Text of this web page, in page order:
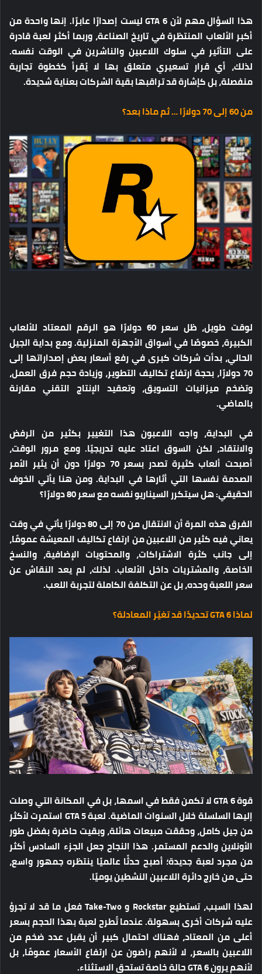
هذا السؤال مهم لأن GTA 6 ليست إصدارًا عابرًا. إنها واحدة من
أكبر الألعاب المنتظرة في تاريخ الصناعة، وربما أكثر لعبة قادرة
على التأثير في سلوك اللاعبين والناشرين في الوقت نفسه.
لذلك، أي قرار تسعيري متعلق بها لا يُقرأ كخطوة تجارية
منفصلة، بل كإشارة قد تراقبها بقية الشركات بعناية شديدة.
من 60 إلى 70 دولارًا … ثم ماذا بعد؟
لوقت طويل، ظل سعر 60 دولارًا هو الرقم المعتاد للألعاب
الكبيرة، خصوصًا في أسواق الأجهزة المنزلية. ومع بداية الجيل
الحالي، بدأت شركات كبرى في رفع أسعار بعض إصداراتها إلى
70 دولارًا، بحجة ارتفاع تكاليف التطوير، وزيادة حجم فرق العمل،
وتضخم ميزانيات التسويق، وتعقيد الإنتاج التقني مقارنة
بالماضي.
في البداية، واجه اللاعبون هذا التغيير بكثير من الرفض
والانتقاد، لكن السوق اعتاد عليه تدريجيًا. ومع مرور الوقت،
أصبحت ألعاب كثيرة تصدر بسعر 70 دولارًا دون أن يثير الأمر
الصدمة نفسها التي أثارها في البداية. ومن هنا يأتي الخوف
الحقيقي:هل سيتكرر السيناريو نفسه مع سعر 80 دولارًا؟
الفرق هذه المرة أن الانتقال من 70 إلى 80 دولارًا يأتي في وقت
يعاني فيه كثير من اللاعبين من ارتفاع تكاليف المعيشة عمومًا،
إلى جانب كثرة الاشتراكات، والمحتويات الإضافية، والنسخ
الخاصة، والمشتريات داخل الألعاب. لذلك، لم يعد النقاش عن
سعر اللعبة وحده، بل عن التكلفة الكاملة لتجربة اللعب.
لماذا GTA 6 تحديدًا قد تغيّر المعادلة؟
قوة GTA 6 لا تكمن فقط في اسمها، بل في المكانة التي وصلت
إليها السلسلة خلال السنوات الماضية. لعبة GTA 5 استمرت لأكثر
من جيل كامل، وحققت مبيعات هائلة، وبقيت حاضرة بفضل طور
الأونلاين والدعم المستمر. هذا النجاح جعل الجزء السادس أكثر
من مجرد لعبة جديدة؛ أصبح حدثًا عالميًا ينتظره جمهور واسع،
حتى من خارج دائرة اللاعبين النشطين يوميًا.
لهذا السبب، تستطيع Rockstar و Take-Two فعل ما قد لا تجرؤ
عليه شركات أخرى بسهولة. عندما تُطرح لعبة بهذا الحجم بسعر
أعلى من المعتاد، فهناك احتمال كبير أن يقبل عدد ضخم من
اللاعبين بالسعر، لا لأنهم راضون عن ارتفاع الأسعار عمومًا، بل
لأنهم يرون GTA 6 حالة خاصة تستحق الاستثناء.